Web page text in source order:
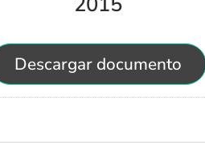
Descargar documento